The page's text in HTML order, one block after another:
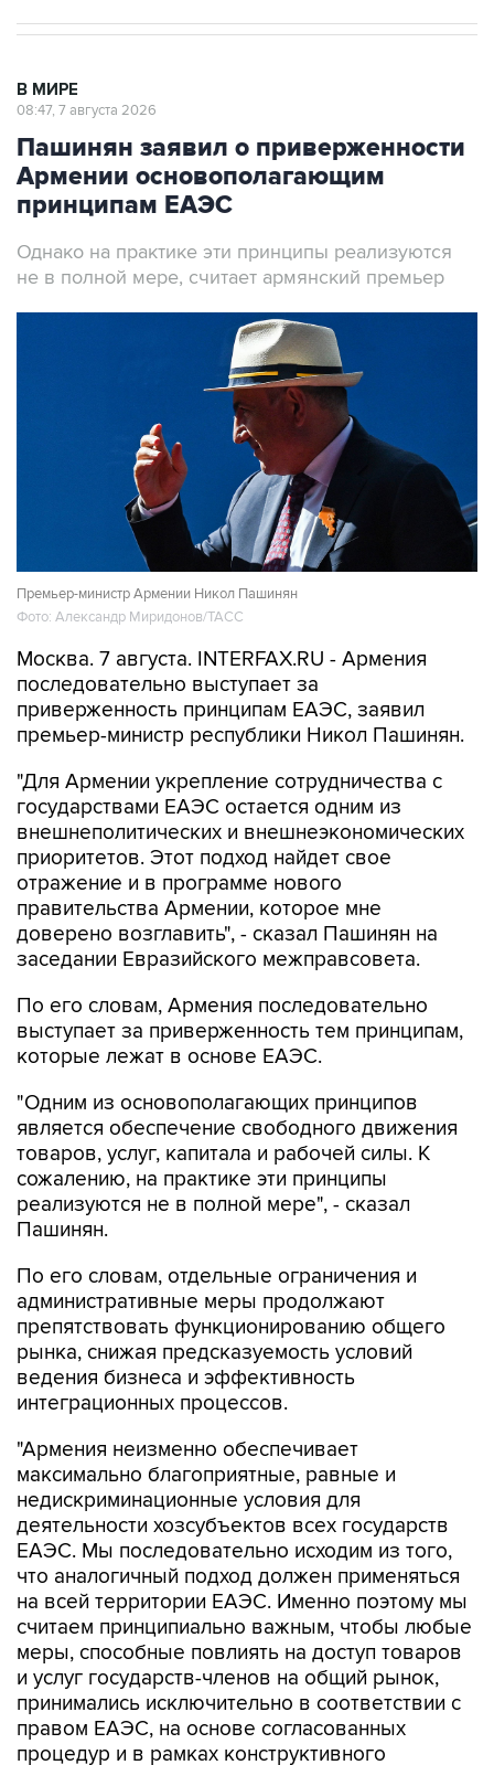
В МИРЕ
08:47, 7 августа 2026
Пашинян заявил о приверженности
Армении основополагающим
принципам ЕАЭС
Однако на практике эти принципы реализуются
не в полной мере, считает армянский премьер
Премьер-министр Армении Никол Пашинян
Фото: Александр Миридонов/ТАСС
Москва. 7 августа. INTERFAX.RU - Армения
последовательно выступает за
приверженность принципам ЕАЭС, заявил
премьер-министр республики Никол Пашинян.
"Для Армении укрепление сотрудничества с
государствами ЕАЭС остается одним из
внешнеполитических и внешнеэкономических
приоритетов. Этот подход найдет свое
отражение и в программе нового
правительства Армении, которое мне
доверено возглавить", - сказал Пашинян на
заседании Евразийского межправсовета.
По его словам, Армения последовательно
выступает за приверженность тем принципам,
которые лежат в основе ЕАЭС.
"Одним из основополагающих принципов
является обеспечение свободного движения
товаров, услуг, капитала и рабочей силы. К
сожалению, на практике эти принципы
реализуются не в полной мере", - сказал
Пашинян.
По его словам, отдельные ограничения и
административные меры продолжают
препятствовать функционированию общего
рынка, снижая предсказуемость условий
ведения бизнеса и эффективность
интеграционных процессов.
"Армения неизменно обеспечивает
максимально благоприятные, равные и
недискриминационные условия для
деятельности хозсубъектов всех государств
ЕАЭС. Мы последовательно исходим из того,
что аналогичный подход должен применяться
на всей территории ЕАЭС. Именно поэтому мы
считаем принципиально важным, чтобы любые
меры, способные повлиять на доступ товаров
и услуг государств-членов на общий рынок,
принимались исключительно в соответствии с
правом ЕАЭС, на основе согласованных
процедур и в рамках конструктивного